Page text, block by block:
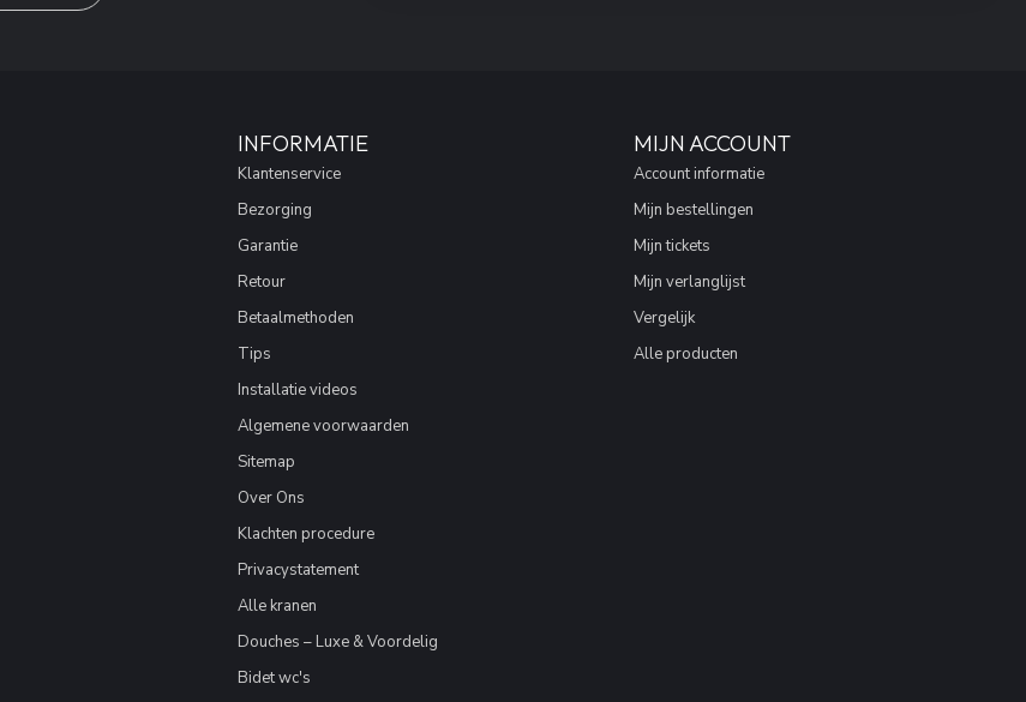
INFORMATIE
Klantenservice
Bezorging
Garantie
Retour
Betaalmethoden
Tips
Installatie videos
Algemene voorwaarden
Sitemap
Over Ons
Klachten procedure
Privacystatement
Alle kranen
Douches – Luxe & Voordelig
Bidet wc's
MIJN ACCOUNT
Account informatie
Mijn bestellingen
Mijn tickets
Mijn verlanglijst
Vergelijk
Alle producten